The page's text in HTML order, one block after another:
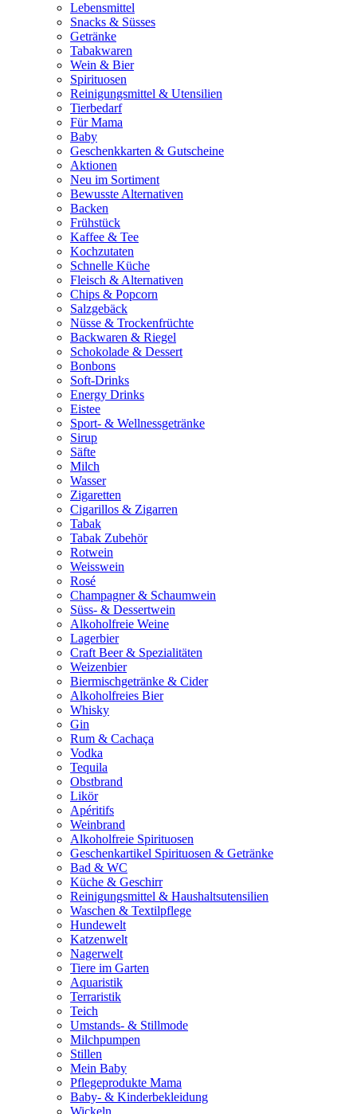
Lebensmittel
Snacks & Süsses
Getränke
Tabakwaren
Wein & Bier
Spirituosen
Reinigungsmittel & Utensilien
Tierbedarf
Für Mama
Baby
Geschenkkarten & Gutscheine
Aktionen
Neu im Sortiment
Bewusste Alternativen
Backen
Frühstück
Kaffee & Tee
Kochzutaten
Schnelle Küche
Fleisch & Alternativen
Chips & Popcorn
Salzgebäck
Nüsse & Trockenfrüchte
Backwaren & Riegel
Schokolade & Dessert
Bonbons
Soft-Drinks
Energy Drinks
Eistee
Sport- & Wellnessgetränke
Sirup
Säfte
Milch
Wasser
Zigaretten
Cigarillos & Zigarren
Tabak
Tabak Zubehör
Rotwein
Weisswein
Rosé
Champagner & Schaumwein
Süss- & Dessertwein
Alkoholfreie Weine
Lagerbier
Craft Beer & Spezialitäten
Weizenbier
Biermischgetränke & Cider
Alkoholfreies Bier
Whisky
Gin
Rum & Cachaça
Vodka
Tequila
Obstbrand
Likör
Apéritifs
Weinbrand
Alkoholfreie Spirituosen
Geschenkartikel Spirituosen & Getränke
Bad & WC
Küche & Geschirr
Reinigungsmittel & Haushaltsutensilien
Waschen & Textilpflege
Hundewelt
Katzenwelt
Nagerwelt
Tiere im Garten
Aquaristik
Terraristik
Teich
Umstands- & Stillmode
Milchpumpen
Stillen
Mein Baby
Pflegeprodukte Mama
Baby- & Kinderbekleidung
Wickeln